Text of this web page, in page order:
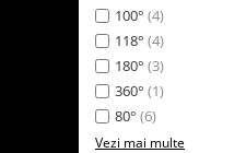
100° (4)
118° (4)
180° (3)
360° (1)
80° (6)
Vezi mai multe